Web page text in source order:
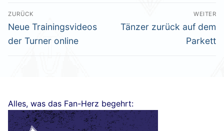
Beitragsnavigation
ZURÜCK
Vorheriger
Beitrag:
Neue Trainingsvideos
der Turner online
WEITER
Nächster
Tänzer zurück auf dem
Parkett
Alles, was das Fan-Herz begehrt: